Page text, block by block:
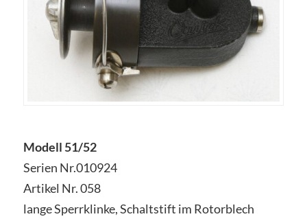
Modell 51/52
Serien Nr.010924
Artikel Nr. 058
lange Sperrklinke, Schaltstift im Rotorblech